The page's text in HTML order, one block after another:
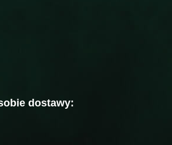
dostawy: